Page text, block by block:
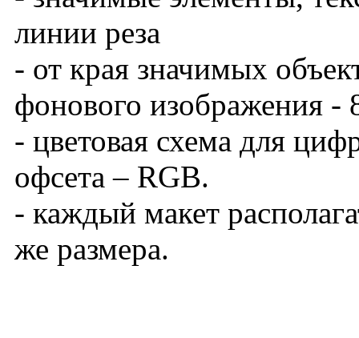
линии реза
- от края значимых
фонового изображения -
- цветовая схема для
офсета – RGB.
- каждый макет
же размера.